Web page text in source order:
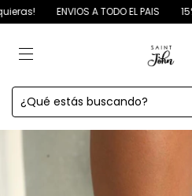
ENVIOS A TODO EL PAIS 15%OFF